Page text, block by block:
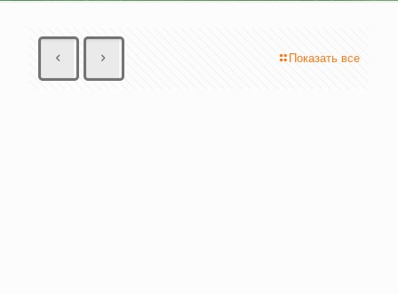
Показать все